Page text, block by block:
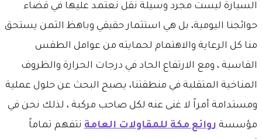
السيارة ليست مجرد وسيلة نقل نعتمد عليها في قضاء
حوائجنا اليومية، بل هي استثمار حقيقي وباهظ الثمن يستحق
منا كل الرعاية والاهتمام لحمايته من عوامل الطقس
القاسية ، ومع الارتفاع الحاد في درجات الحرارة والظروف
المناخية المتقلبة في منطقتنا، يصبح البحث عن حلول عملية
ومستدامة أمراً لا غنى عنه لكل صاحب مركبة ، لذلك نحن في
مؤسسة روائع مكة للمقاولات العامة نتفهم تماماً